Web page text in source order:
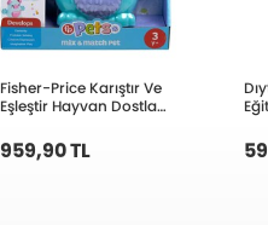
Fisher-Price Karıştır Ve
Eşleştir Hayvan Dostları
959,90 TL